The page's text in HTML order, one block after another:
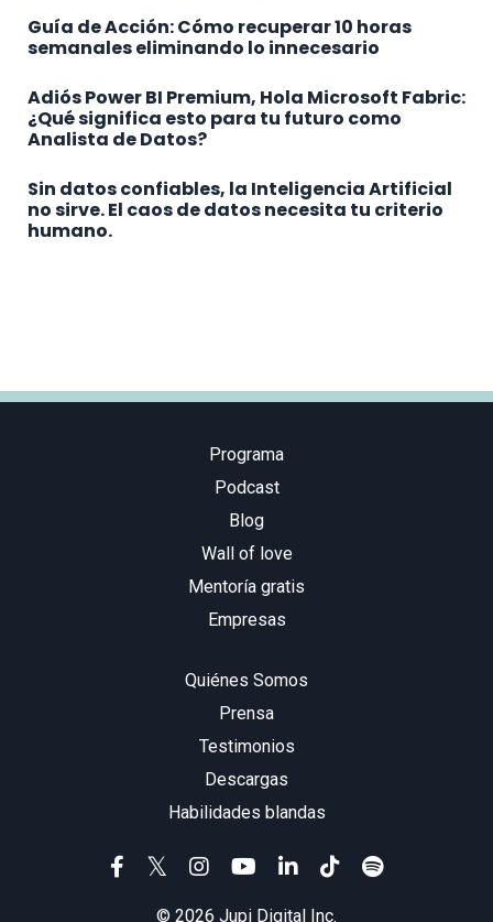
Guía de Acción: Cómo recuperar 10 horas
semanales eliminando lo innecesario
Adiós Power BI Premium, Hola Microsoft Fabric:
¿Qué significa esto para tu futuro como
Analista de Datos?
Sin datos confiables, la Inteligencia Artificial
no sirve. El caos de datos necesita tu criterio
humano.
Programa
Podcast
Blog
Wall of love
Mentoría gratis
Empresas
Quiénes Somos
Prensa
Testimonios
Descargas
Habilidades blandas
© 2026 Jupi Digital Inc.